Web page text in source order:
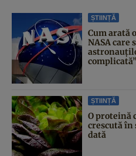
ȘTIINȚĂ
Cum arată
NASA care
complicată”
ȘTIINȚĂ
O proteină
crescută în
dată